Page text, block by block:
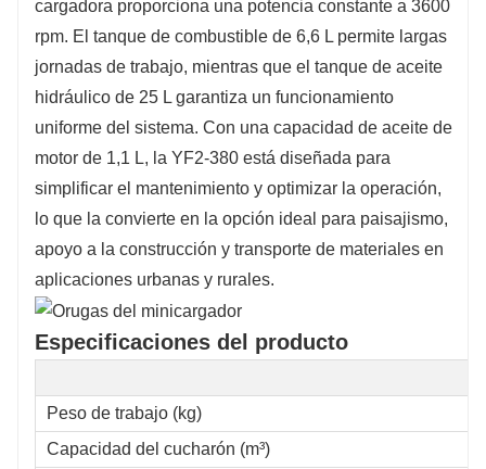
cargadora proporciona una potencia constante a 3600
rpm. El tanque de combustible de 6,6 L permite largas
jornadas de trabajo, mientras que el tanque de aceite
hidráulico de 25 L garantiza un funcionamiento
uniforme del sistema. Con una capacidad de aceite de
motor de 1,1 L, la YF2-380 está diseñada para
simplificar el mantenimiento y optimizar la operación,
lo que la convierte en la opción ideal para paisajismo,
apoyo a la construcción y transporte de materiales en
aplicaciones urbanas y rurales.
Especificaciones del producto
Peso de trabajo (kg)
Capacidad del cucharón (m³)